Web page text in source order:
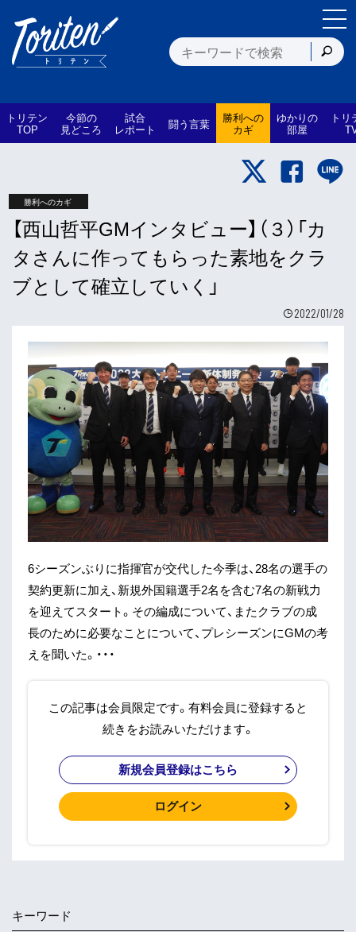
トリテン
TOP
今節の
見どころ
試合
レポート 闘う言葉 勝利への
カギ
ゆかりの
部屋
トリ
勝利へのカギ
【西山哲平GMインタビュー】（３）「カ
タさんに作ってもらった素地をクラ
ブとして確立していく」
2022/01/28
6シーズンぶりに指揮官が交代した今季は、28名の選手の
契約更新に加え、新規外国籍選手2名を含む7名の新戦力
を迎えてスタート。その編成について、またクラブの成
長のために必要なことについて、プレシーズンにGMの考
えを聞いた。・・・
この記事は会員限定です。有料会員に登録すると
続きをお読みいただけます。
新規会員登録はこちら
ログイン
キーワード